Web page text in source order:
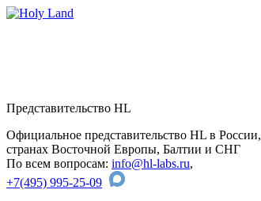
Представительство HL
Официальное представительство HL в России,
странах Восточной Европы, Балтии и СНГ
По всем вопросам: info@hl-labs.ru,
+7(495) 995-25-09